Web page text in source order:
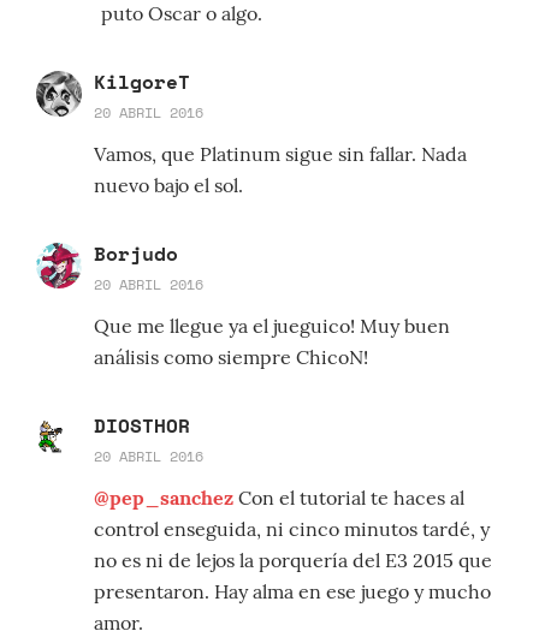
puto Oscar o algo.
KilgoreT
20 ABRIL 2016
Vamos, que Platinum sigue sin fallar. Nada
nuevo bajo el sol.
Borjudo
20 ABRIL 2016
Que me llegue ya el jueguico! Muy buen
análisis como siempre ChicoN!
DIOSTHOR
20 ABRIL 2016
@pep_sanchez Con el tutorial te haces al
control enseguida, ni cinco minutos tardé, y
no es ni de lejos la porquería del E3 2015 que
presentaron. Hay alma en ese juego y mucho
amor.